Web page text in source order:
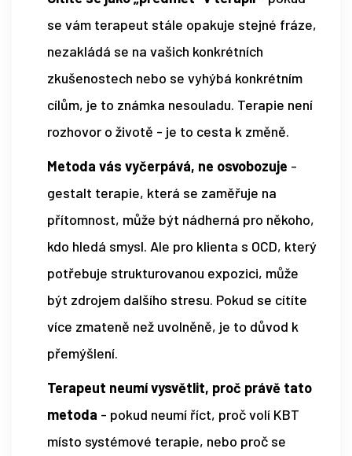
se vám terapeut stále opakuje stejné fráze,
nezakládá se na vašich konkrétních
zkušenostech nebo se vyhýbá konkrétním
cílům, je to známka nesouladu. Terapie není
rozhovor o životě - je to cesta k změně.
Metoda vás vyčerpává, ne osvobozuje -
gestalt terapie, která se zaměřuje na
přítomnost, může být nádherná pro někoho,
kdo hledá smysl. Ale pro klienta s OCD, který
potřebuje strukturovanou expozici, může
být zdrojem dalšího stresu. Pokud se cítíte
více zmateně než uvolněně, je to důvod k
přemýšlení.
Terapeut neumí vysvětlit, proč právě tato
metoda - pokud neumí říct, proč volí KBT
místo systémové terapie, nebo proč se